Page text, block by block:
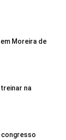
Moreira de
na
congresso